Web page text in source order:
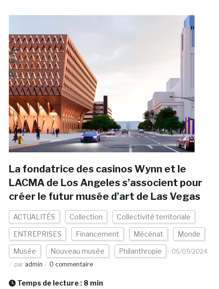
La fondatrice des casinos Wynn et le
LACMA de Los Angeles s’associent pour
créer le futur musée d’art de Las Vegas
ACTUALITÉS Collection Collectivité territoriale
ENTREPRISES Financement Mécénat Monde
Musée Nouveau musée Philanthropie
06/09/2024
par admin 0 commentaire
Temps de lecture : 8 min